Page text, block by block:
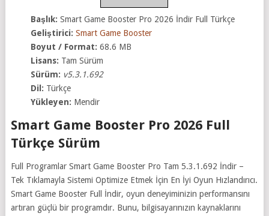
Başlık: Smart Game Booster Pro 2026 İndir Full Türkçe
Geliştirici: Smart Game Booster
Boyut / Format: 68.6 MB
Lisans: Tam Sürüm
Sürüm: v5.3.1.692
Dil: Türkçe
Yükleyen: Mendir
Smart Game Booster Pro 2026 Full
Türkçe Sürüm
Full Programlar Smart Game Booster Pro Tam 5.3.1.692 İndir –
Tek Tıklamayla Sistemi Optimize Etmek İçin En İyi Oyun Hızlandırıcı.
Smart Game Booster Full İndir, oyun deneyiminizin performansını
artıran güçlü bir programdır. Bunu, bilgisayarınızın kaynaklarını